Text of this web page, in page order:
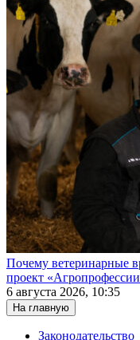
Почему ветеринарные
проект
6 августа 2026, 10:35
На главную
Законодательство